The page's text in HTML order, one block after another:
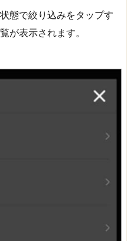
態で絞り込みをタップす
が表示されます。